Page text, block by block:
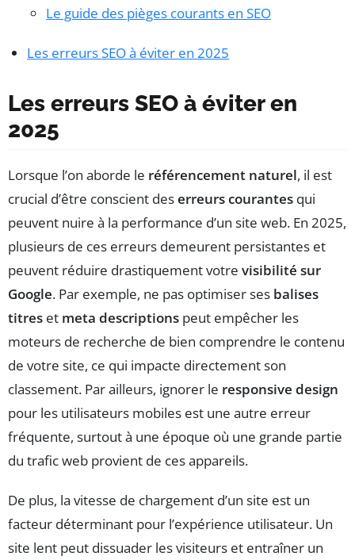
Le guide des pièges courants en SEO
Les erreurs SEO à éviter en 2025
Les erreurs SEO à éviter en
2025
Lorsque l’on aborde le référencement naturel, il est
crucial d’être conscient deserreurs courantes qui
peuvent nuire à la performance d’un site web. En 2025,
plusieurs de ces erreurs demeurent persistantes et
peuvent réduire drastiquement votre visibilité sur
Google. Par exemple, ne pas optimiser ses balises
titres et meta descriptions peut empêcher les
moteurs de recherche de bien comprendre le contenu
de votre site, ce qui impacte directement son
classement. Par ailleurs, ignorer le responsive design
pour les utilisateurs mobiles est une autre erreur
fréquente, surtout à une époque où une grande partie
du trafic web provient de ces appareils.
De plus, la vitesse de chargement d’un site est un
facteur déterminant pour l’expérience utilisateur. Un
site lent peut dissuader les visiteurs et entraîner un